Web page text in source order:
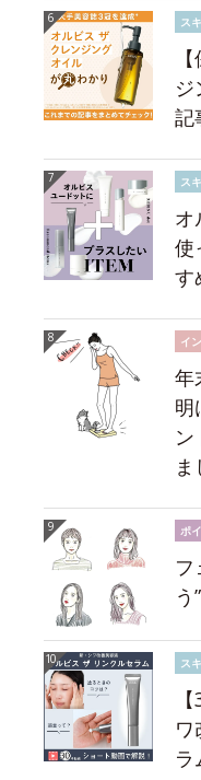
ス
記
ス
オ
使
す
イ
年
明
ま
ポ
フ
ス
ワ
ラ